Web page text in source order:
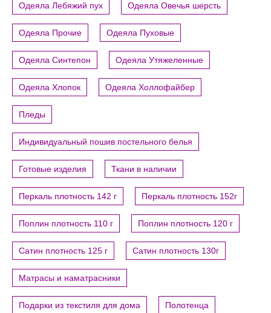
Одеяла Лебяжий пух Одеяла Овечья шерсть
Одеяла Прочие Одеяла Пуховые
Одеяла Синтепон Одеяла Утяжеленные
Одеяла Хлопок Одеяла Холлофайбер
Пледы
Индивидуальный пошив постельного белья
Готовые изделия Ткани в наличии
Перкаль плотность 142 г Перкаль плотность 152г
Поплин плотность 110 г Поплин плотность 120 г
Сатин плотность 125 г Сатин плотность 130г
Матрасы и наматрасники
Подарки из текстиля для дома Полотенца